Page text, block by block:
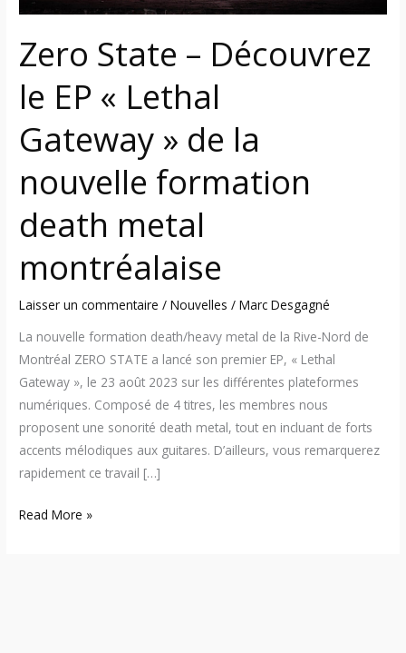
Zero State – Découvrez
le EP « Lethal
Gateway » de la
nouvelle formation
death metal
montréalaise
Laisser un commentaire /Nouvelles /Marc Desgagné
La nouvelle formation death/heavy metal de la Rive-Nord de
Montréal ZERO STATE a lancé son premier EP, « Lethal
Gateway », le 23 août 2023 sur les différentes plateformes
numériques. Composé de 4 titres, les membres nous
proposent une sonorité death metal, tout en incluant de forts
accents mélodiques aux guitares. D’ailleurs, vous remarquerez
rapidement ce travail […]
la
nouvelle
formation
death
metal
montréalaise
Read More »